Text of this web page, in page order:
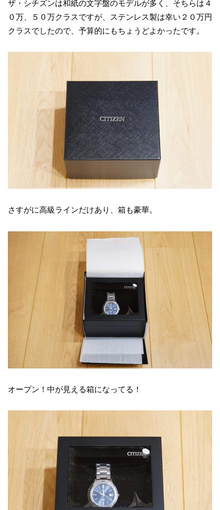
ザ・シチズンは和紙の文字盤のモデルが多く、そちらは４
０万、５０万クラスですが、ステンレス製は幸い２０万円
クラスでしたので、予算的にもちょうどよかったです。
さすがに高級ラインだけあり、箱も豪華。
オープン！中が見える箱になってる！